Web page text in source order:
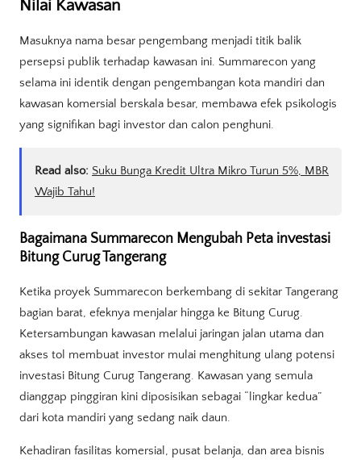
Nilai Kawasan
Masuknya nama besar pengembang menjadi titik balik
persepsi publik terhadap kawasan ini. Summarecon yang
selama ini identik dengan pengembangan kota mandiri dan
kawasan komersial berskala besar, membawa efek psikologis
yang signifikan bagi investor dan calon penghuni.
Read also: Suku Bunga Kredit Ultra Mikro Turun 5%, MBR
Wajib Tahu!
Bagaimana Summarecon Mengubah Peta investasi
Bitung Curug Tangerang
Ketika proyek Summarecon berkembang di sekitar Tangerang
bagian barat, efeknya menjalar hingga ke Bitung Curug.
Ketersambungan kawasan melalui jaringan jalan utama dan
akses tol membuat investor mulai menghitung ulang potensi
investasi Bitung Curug Tangerang. Kawasan yang semula
dianggap pinggiran kini diposisikan sebagai “lingkar kedua”
dari kota mandiri yang sedang naik daun.
Kehadiran fasilitas komersial, pusat belanja, dan area bisnis